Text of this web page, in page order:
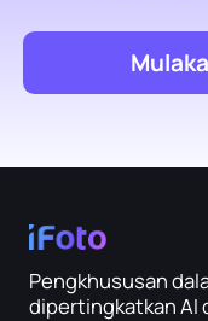
Pengkhususan
dipertingkatkan AI